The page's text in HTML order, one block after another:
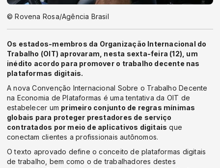
© Rovena Rosa/Agência Brasil
Os estados-membros da Organização Internacional do
Trabalho (OIT) aprovaram, nesta sexta-feira (12), um
inédito acordo para promover o trabalho decente nas
plataformas digitais.
A nova Convenção Internacional Sobre o Trabalho Decente
na Economia de Plataformas é uma tentativa da OIT de
estabelecer um primeiro conjunto de regras mínimas
globais para proteger prestadores de serviço
contratados por meio de aplicativos digitais que
conectam clientes a profissionais autônomos.
O texto aprovado define o conceito de plataformas digitais
de trabalho, bem como o de trabalhadores destes